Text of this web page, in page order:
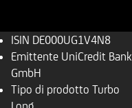
ISIN DE000UG1V4N8
Emittente UniCredit Bank
GmbH
Tipo di prodotto Turbo